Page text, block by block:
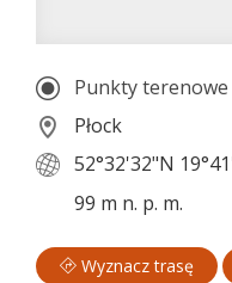
Punkty terenowe
Płock
52°32'32"N
99 m n. p. m.
Wyznacz trasę